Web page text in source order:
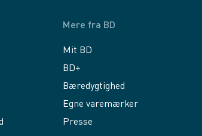
Mere fra BD
Mit BD
BD+
Bæredygtighed
Egne varemærker
Presse